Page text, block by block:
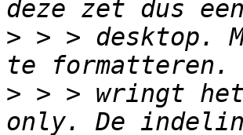
> > > desktop.
> > > wringt